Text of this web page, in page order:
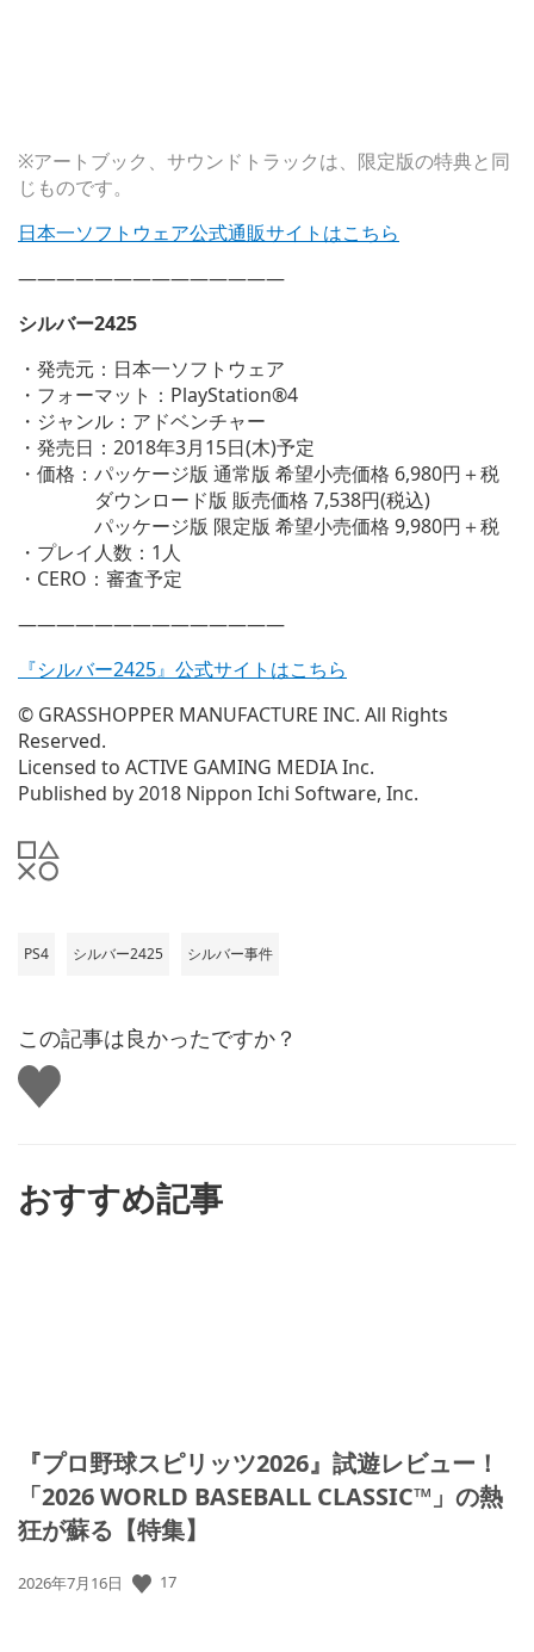
※アートブック、サウンドトラックは、限定版の特典と同
じものです。
日本一ソフトウェア公式通販サイトはこちら
——————————————
シルバー2425
・発売元：日本一ソフトウェア
・フォーマット：PlayStation®4
・ジャンル：アドベンチャー
・発売日：2018年3月15日(木)予定
・価格：パッケージ版 通常版 希望小売価格 6,980円＋税
ダウンロード版 販売価格 7,538円(税込)
パッケージ版 限定版 希望小売価格 9,980円＋税
・プレイ人数：1人
・CERO：審査予定
——————————————
『シルバー2425』公式サイトはこちら
© GRASSHOPPER MANUFACTURE INC. All Rights
Reserved.
Licensed to ACTIVE GAMING MEDIA Inc.
Published by 2018 Nippon Ichi Software, Inc.
PS4 シルバー2425 シルバー事件
この記事は良かったですか？
い
い
おすすめ記事
『プロ野球スピリッツ2026』試遊レビュー！
「2026 WORLD BASEBALL CLASSIC™」の熱
狂が蘇る【特集】
公
2026年7月16日 17